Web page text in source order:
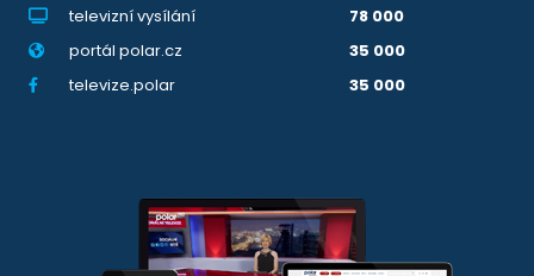
televizní vysílání
78 000
portál polar.cz
35 000
televize.polar
35 000